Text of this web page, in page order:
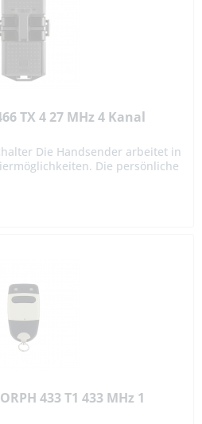
TX 4 27 MHz 4 Kanal
Die Handsender arbeitet in
Die persönliche
433 T1 433 MHz 1